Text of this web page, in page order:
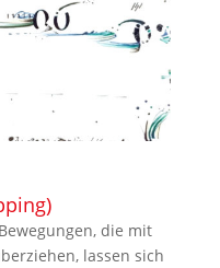
die mit
lassen sich